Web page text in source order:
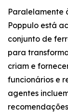
Paralelamente
Poppulo está
conjunto de
para
criam e
funcionários e
agentes